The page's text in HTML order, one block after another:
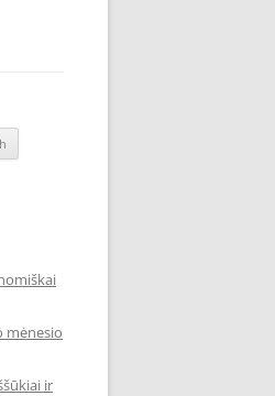
mėnesio
ir